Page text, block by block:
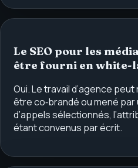
Le SEO pour les
être fourni en white-
Oui. Le travail d’agence
être co‑brandé ou mené
d’appels sélectionnés,
étant convenus par écrit.